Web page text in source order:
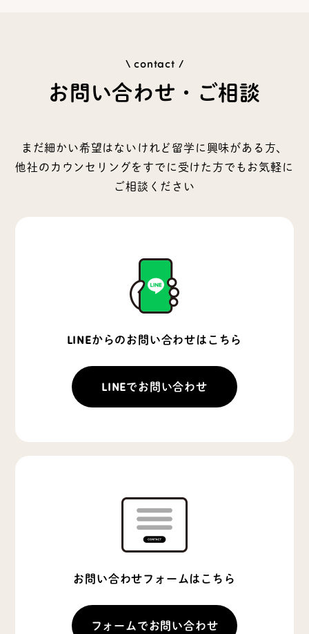
\ contact /
お問い合わせ・ご相談
まだ細かい希望はないけれど留学に興味がある方、
他社のカウンセリングをすでに受けた方でもお気軽に
ご相談ください
LINEからのお問い合わせはこちら
LINEでお問い合わせ
お問い合わせフォームはこちら
フォームでお問い合わせ